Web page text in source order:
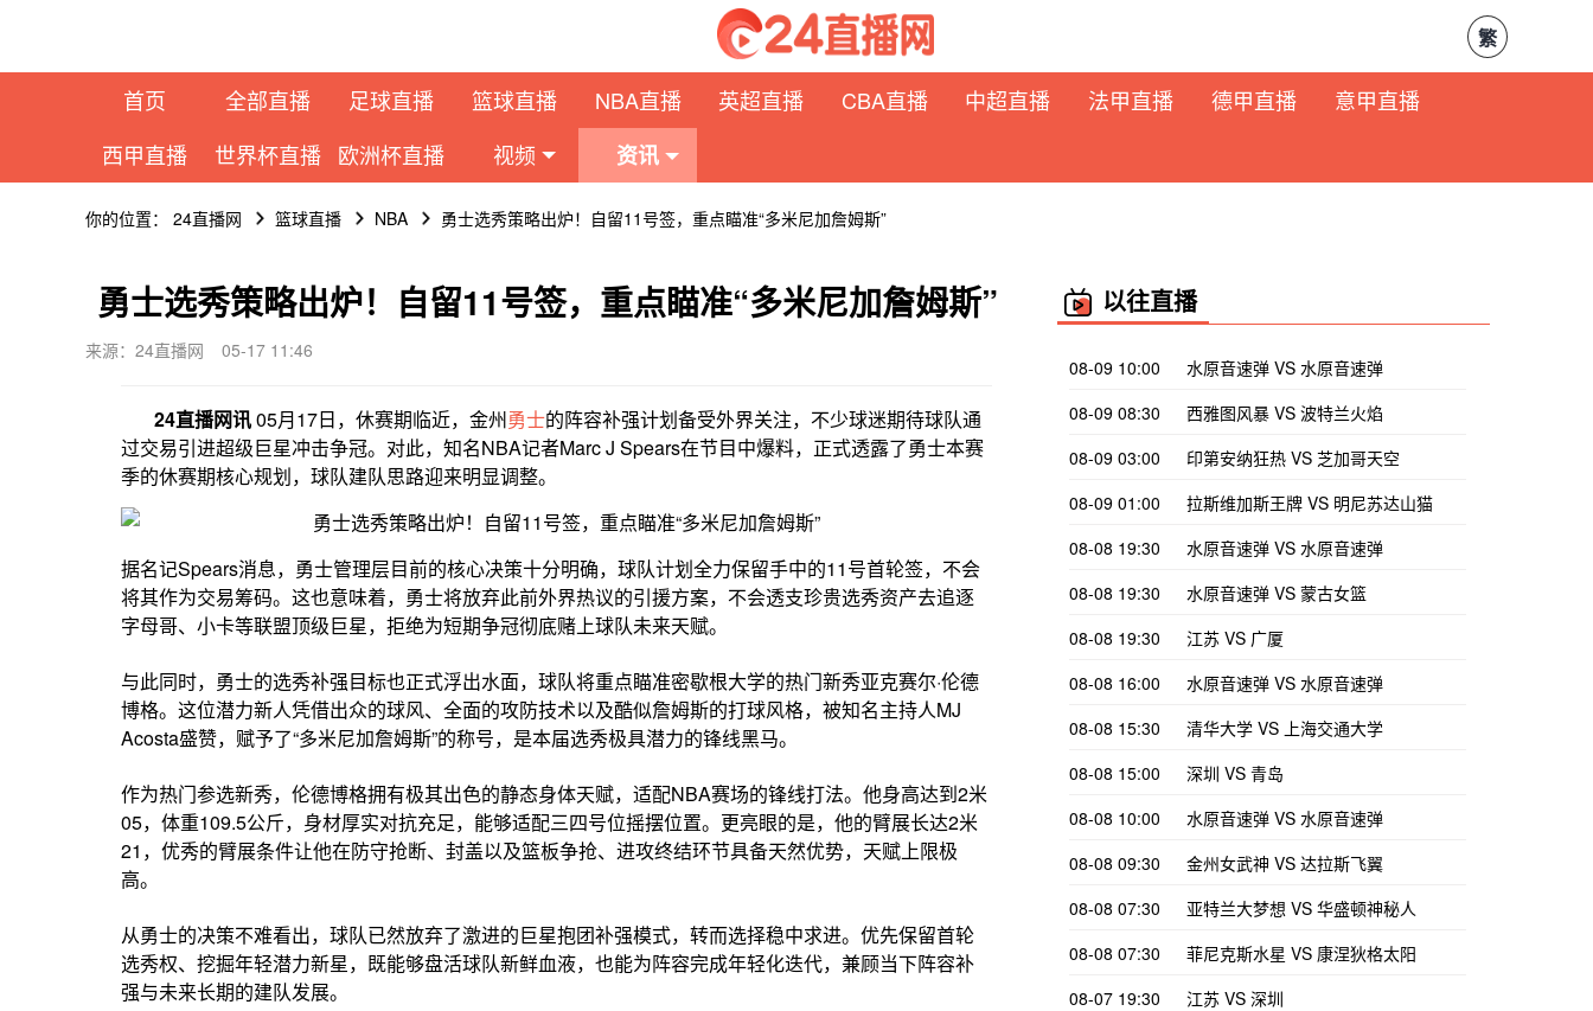
繁
首页 全部直播 足球直播 篮球直播 NBA直播 英超直播 CBA直播 中超直播 法甲直播 德甲直播
意甲直播
西甲直播
世界杯直播 欧洲杯直播 视频 资讯
你的位置： 24直播网 篮球直播 NBA 勇士选秀策略出炉！自留11号签，重点瞄准“多米尼加詹姆斯”
勇士选秀策略出炉！自留11号签，重点瞄准“多米尼加詹姆斯”
来源：24直播网 05-17 11:46
24直播网讯05月17日，休赛期临近，金州勇士的阵容补强计划备受外界关注，不少球迷期待球队通
过交易引进超级巨星冲击争冠。对此，知名NBA记者Marc J Spears在节目中爆料，正式透露了勇士本赛
季的休赛期核心规划，球队建队思路迎来明显调整。
据名记Spears消息，勇士管理层目前的核心决策十分明确，球队计划全力保留手中的11号首轮签，不会
将其作为交易筹码。这也意味着，勇士将放弃此前外界热议的引援方案，不会透支珍贵选秀资产去追逐
字母哥、小卡等联盟顶级巨星，拒绝为短期争冠彻底赌上球队未来天赋。
与此同时，勇士的选秀补强目标也正式浮出水面，球队将重点瞄准密歇根大学的热门新秀亚克赛尔·伦德
博格。这位潜力新人凭借出众的球风、全面的攻防技术以及酷似詹姆斯的打球风格，被知名主持人MJ
Acosta盛赞，赋予了“多米尼加詹姆斯”的称号，是本届选秀极具潜力的锋线黑马。
作为热门参选新秀，伦德博格拥有极其出色的静态身体天赋，适配NBA赛场的锋线打法。他身高达到2米
05，体重109.5公斤，身材厚实对抗充足，能够适配三四号位摇摆位置。更亮眼的是，他的臂展长达2米
21，优秀的臂展条件让他在防守抢断、封盖以及篮板争抢、进攻终结环节具备天然优势，天赋上限极
高。
从勇士的决策不难看出，球队已然放弃了激进的巨星抱团补强模式，转而选择稳中求进。优先保留首轮
选秀权、挖掘年轻潜力新星，既能够盘活球队新鲜血液，也能为阵容完成年轻化迭代，兼顾当下阵容补
强与未来长期的建队发展。
以往直播
08-09 10:00
水原音速弹 VS 水原音速弹
08-09 08:30
西雅图风暴 VS 波特兰火焰
08-09 03:00
印第安纳狂热 VS 芝加哥天空
08-09 01:00
拉斯维加斯王牌 VS 明尼苏达山猫
08-08 19:30
水原音速弹 VS 水原音速弹
08-08 19:30
水原音速弹 VS 蒙古女篮
08-08 19:30
江苏 VS 广厦
08-08 16:00
水原音速弹 VS 水原音速弹
08-08 15:30
清华大学 VS 上海交通大学
08-08 15:00
深圳 VS 青岛
08-08 10:00
水原音速弹 VS 水原音速弹
08-08 09:30
金州女武神 VS 达拉斯飞翼
08-08 07:30
亚特兰大梦想 VS 华盛顿神秘人
08-08 07:30
菲尼克斯水星 VS 康涅狄格太阳
08-07 19:30
江苏 VS 深圳